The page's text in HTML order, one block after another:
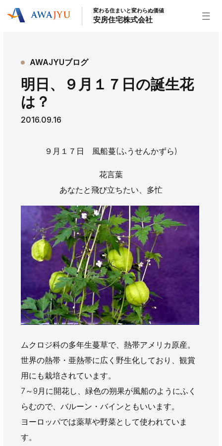
リフォーム事業 外装事業
新築住宅事業
不動産事業
大型物件事業
社長ブログ イベント お知らせ
チラシ
AWAJYUブログ
安房住まいる
大型工事施工事例
採用情報
新卒・第二新卒採用 アルバイト採用
協力会社募集
変わる住まいと変わらぬ価値
安房住宅株式会社
AWAJYUブログ
明日、９月１７日の誕生花
は？
2016.09.16
９月１７日 風船蔓(ふうせんかずら)
花言葉
あなたと飛び立ちたい、多忙
ムクロジ科の多年生蔓草で、熱帯アメリカ原産。
世界の熱帯・亜熱帯に広く野生化しており、観賞
用にも栽培されています。
7～9月に開花し、緑色の朔果が風船のようにふく
らむので、バルーン・バインともいいます。
ヨーロッパでは薬草や野菜として使われていま
す。